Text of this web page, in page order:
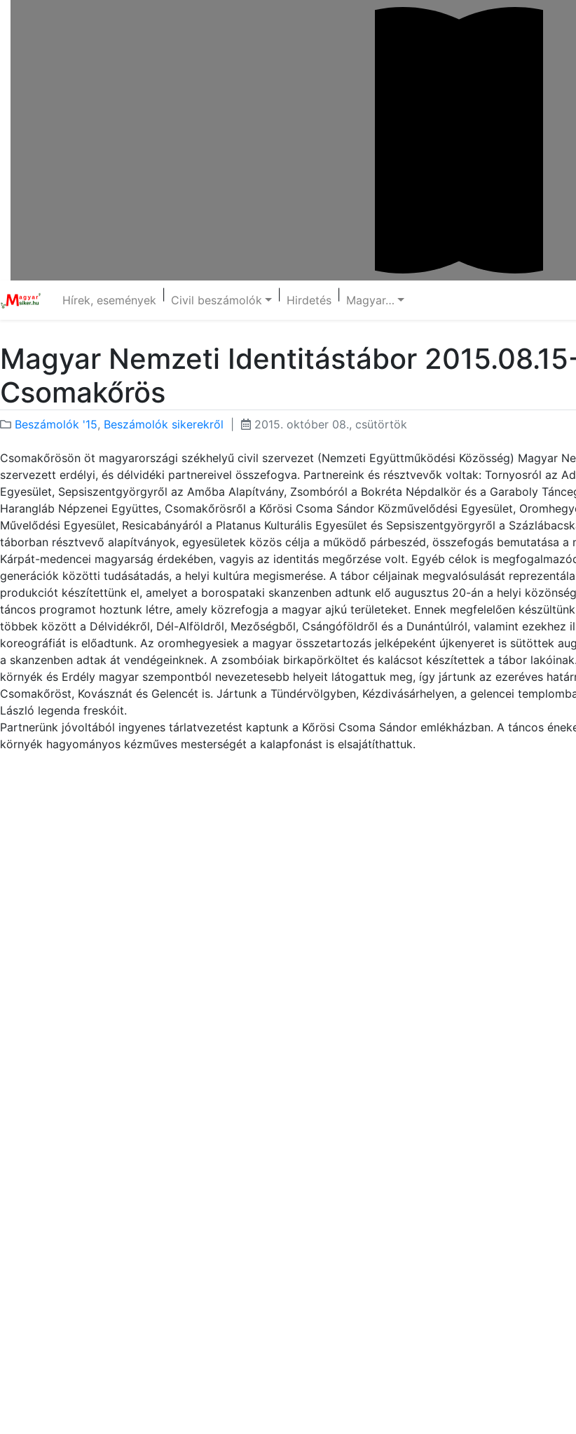
Hírek, események Civil beszámolók Hirdetés Magyar…
Magyar Nemzeti Identitástábor
Csomakőrös
Beszámolók '15, Beszámolók sikerekről 2015. október 08., csütörtök
Csomakőrösön öt magyarországi székhelyű civil szervezet (Nemzeti Együttműködési Közösség) Magyar
szervezett erdélyi, és délvidéki partnereivel összefogva. Partnereink és résztvevők voltak: Tornyosról az
Egyesület, Sepsiszentgyörgyről az Amőba Alapítvány, Zsombóról a Bokréta Népdalkör és a Garaboly
Harangláb Népzenei Együttes, Csomakőrösről a Kőrösi Csoma Sándor Közművelődési Egyesület,
Művelődési Egyesület, Resicabányáról a Platanus Kulturális Egyesület és Sepsiszentgyörgyről a
táborban résztvevő alapítványok, egyesületek közös célja a működő párbeszéd, összefogás bemutatása a
Kárpát-medencei magyarság érdekében, vagyis az identitás megőrzése volt. Egyéb célok is
generációk közötti tudásátadás, a helyi kultúra megismerése. A tábor céljainak megvalósulását
produkciót készítettünk el, amelyet a borospataki skanzenben adtunk elő augusztus 20-án a helyi
táncos programot hoztunk létre, amely közrefogja a magyar ajkú területeket. Ennek megfelelően
többek között a Délvidékről, Dél-Alföldről, Mezőségből, Csángóföldről és a Dunántúlról, valamint ezekhez
koreográfiát is előadtunk. Az oromhegyesiek a magyar összetartozás jelképeként újkenyeret is sütöttek
a skanzenben adtak át vendégeinknek. A zsombóiak birkapörköltet és kalácsot készítettek a tábor
környék és Erdély magyar szempontból nevezetesebb helyeit látogattuk meg, így jártunk az ezeréves
Csomakőröst, Kovásznát és Gelencét is. Jártunk a Tündérvölgyben, Kézdivásárhelyen, a gelencei
László legenda freskóit.
Partnerünk jóvoltából ingyenes tárlatvezetést kaptunk a Kőrösi Csoma Sándor emlékházban. A táncos
környék hagyományos kézműves mesterségét a kalapfonást is elsajátíthattuk.